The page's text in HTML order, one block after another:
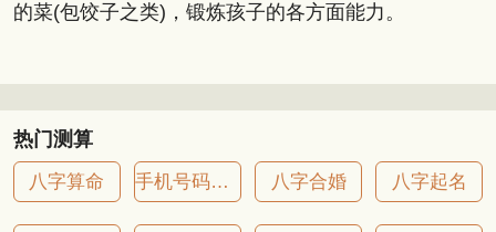
的菜(包饺子之类)，锻炼孩子的各方面能力。
热门测算
八字算命 手机号码吉凶 八字合婚 八字起名